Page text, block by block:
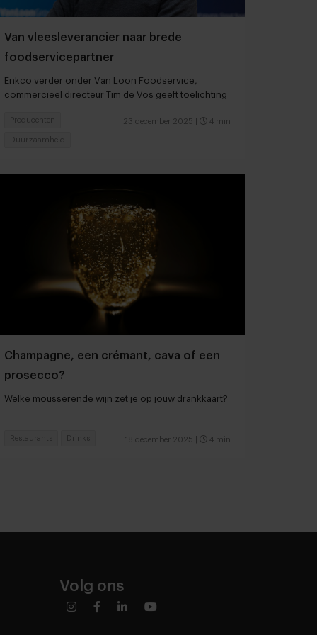
Van vleesleverancier naar brede
foodservicepartner
Enkco verder onder Van Loon Foodservice,
commercieel directeur Tim de Vos geeft toelichting
23 december 2025 4 min
Producenten
Duurzaamheid
Champagne, een crémant, cava of een
prosecco?
Welke mousserende wijn zet je op jouw drankkaart?
18 december 2025 4 min
Restaurants Drinks
Volg ons